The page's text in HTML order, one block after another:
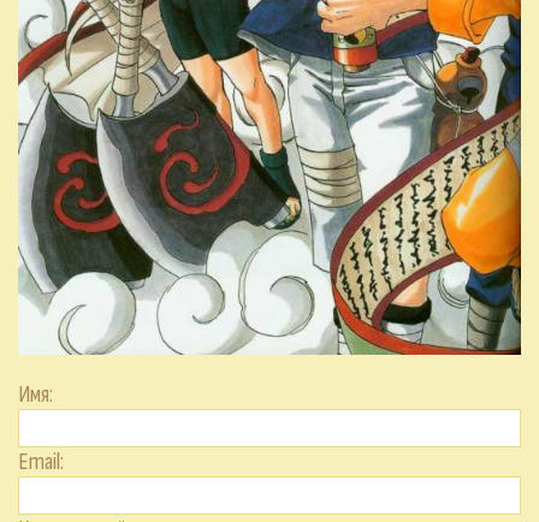
Имя:
Email: